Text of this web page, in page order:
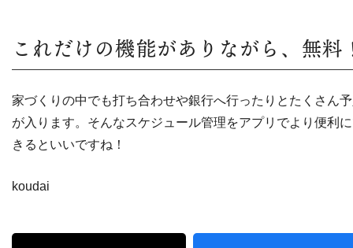
これだけの機能がありながら、無料
家づくりの中でも打ち合わせや銀行へ行ったりとたくさん
が入ります。そんなスケジュール管理をアプリでより便利
きるといいですね！
koudai